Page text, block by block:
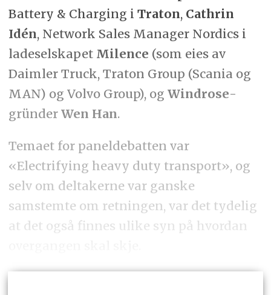
Battery & Charging i Traton, Cathrin
Idén, Network Sales Manager Nordics i
ladeselskapet Milence (som eies av
Daimler Truck, Traton Group (Scania og
MAN) og Volvo Group), og Windrose-
gründer Wen Han.
Temaet for paneldebatten var
«Electrifying heavy duty transport», og
selv om deltakerne var ganske
samstemte om retningen, var det tydelig
at det også finnes ulike syn på hvordan